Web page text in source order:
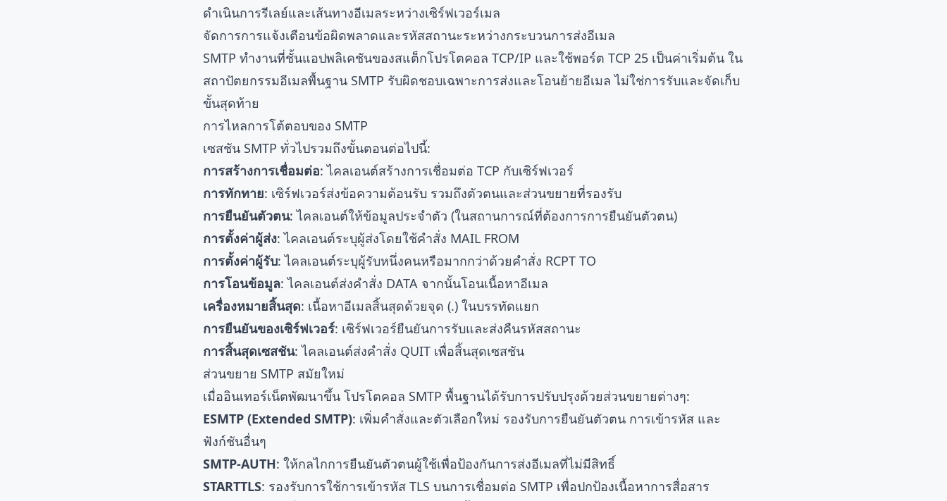
ดำเนินการรีเลย์และเส้นทางอีเมลระหว่างเซิร์ฟเวอร์เมล
จัดการการแจ้งเตือนข้อผิดพลาดและรหัสสถานะระหว่างกระบวนการส่งอีเมล
SMTP ทำงานที่ชั้นแอปพลิเคชันของสแต็กโปรโตคอล TCP/IP และใช้พอร์ต TCP 25 เป็นค่าเริ่มต้น ใน
สถาปัตยกรรมอีเมลพื้นฐาน SMTP รับผิดชอบเฉพาะการส่งและโอนย้ายอีเมล ไม่ใช่การรับและจัดเก็บ
ขั้นสุดท้าย
การไหลการโต้ตอบของ SMTP
เซสชัน SMTP ทั่วไปรวมถึงขั้นตอนต่อไปนี้:
การสร้างการเชื่อมต่อ: ไคลเอนต์สร้างการเชื่อมต่อ TCP กับเซิร์ฟเวอร์
การทักทาย: เซิร์ฟเวอร์ส่งข้อความต้อนรับ รวมถึงตัวตนและส่วนขยายที่รองรับ
การยืนยันตัวตน: ไคลเอนต์ให้ข้อมูลประจำตัว (ในสถานการณ์ที่ต้องการการยืนยันตัวตน)
การตั้งค่าผู้ส่ง: ไคลเอนต์ระบุผู้ส่งโดยใช้คำสั่ง MAIL FROM
การตั้งค่าผู้รับ: ไคลเอนต์ระบุผู้รับหนึ่งคนหรือมากกว่าด้วยคำสั่ง RCPT TO
การโอนข้อมูล: ไคลเอนต์ส่งคำสั่ง DATA จากนั้นโอนเนื้อหาอีเมล
เครื่องหมายสิ้นสุด: เนื้อหาอีเมลสิ้นสุดด้วยจุด (.) ในบรรทัดแยก
การยืนยันของเซิร์ฟเวอร์: เซิร์ฟเวอร์ยืนยันการรับและส่งคืนรหัสสถานะ
การสิ้นสุดเซสชัน: ไคลเอนต์ส่งคำสั่ง QUIT เพื่อสิ้นสุดเซสชัน
ส่วนขยาย SMTP สมัยใหม่
เมื่ออินเทอร์เน็ตพัฒนาขึ้น โปรโตคอล SMTP พื้นฐานได้รับการปรับปรุงด้วยส่วนขยายต่างๆ:
ESMTP (Extended SMTP): เพิ่มคำสั่งและตัวเลือกใหม่ รองรับการยืนยันตัวตน การเข้ารหัส และ
ฟังก์ชันอื่นๆ
SMTP-AUTH: ให้กลไกการยืนยันตัวตนผู้ใช้เพื่อป้องกันการส่งอีเมลที่ไม่มีสิทธิ์
STARTTLS: รองรับการใช้การเข้ารหัส TLS บนการเชื่อมต่อ SMTP เพื่อปกป้องเนื้อหาการสื่อสาร